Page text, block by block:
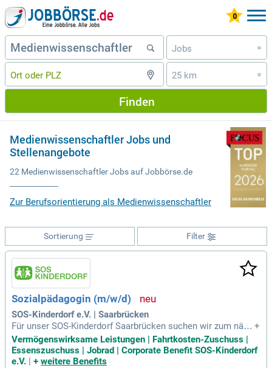
Jobs »
25 km »
Finden
Medienwissenschaftler Jobs und
Stellenangebote
22 Medienwissenschaftler Jobs auf Jobbörse.de
Zur Berufsorientierung als Medienwissenschaftler
Filter
Sortierung
Sozialpädagogin (m/w/d)
SOS-Kinderdorf e.V. | Saarbrücken
Für unser SOS-Kinderdorf Saarbrücken suchen wir zum näch
stmöglichen Zeitpunkt eine; Sozialpädagog*in / Kindheitspä
dagog*in / Erziehungswissenschaftler*in für das Beratungsz
entrum Kinderschutz (m/w/d) in Vollzeit (38,5 Std.
+
Vermögenswirksame Leistungen | Fahrtkosten-Zuschuss |
Essenszuschuss | Jobrad | Corporate Benefit SOS-Kinderdorf
e.V.
+ weitere Benefits